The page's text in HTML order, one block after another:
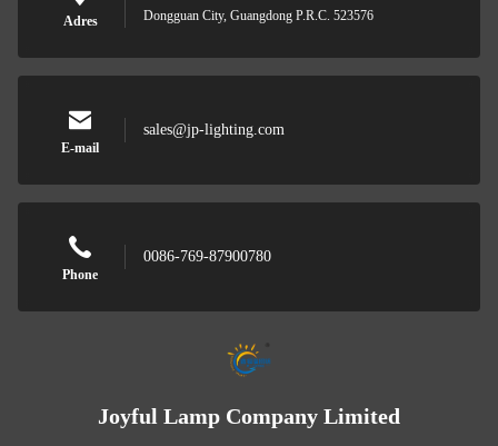
Adres
Dongguan City, Guangdong P.R.C. 523576
E-mail
sales@jp-lighting.com
Phone
0086-769-87900780
Joyful Lamp Company Limited